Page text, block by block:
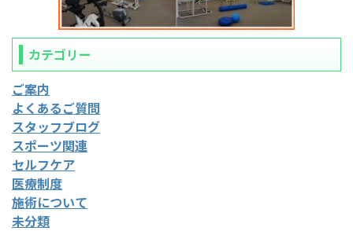
カテゴリー
ご案内
よくあるご質問
スタッフブログ
スポーツ関連
セルフケア
医療制度
施術について
未分類